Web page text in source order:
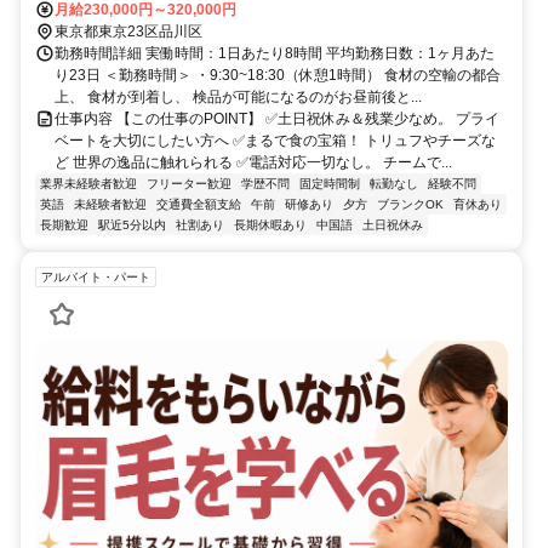
月給230,000円～320,000円
東京都東京23区品川区
勤務時間詳細 実働時間：1日あたり8時間 平均勤務日数：1ヶ月あた
り23日 ＜勤務時間＞ ・9:30~18:30（休憩1時間） 食材の空輸の都合
上、 食材が到着し、 検品が可能になるのがお昼前後と...
仕事内容 【この仕事のPOINT】 ✅土日祝休み＆残業少なめ。 プライ
ベートを大切にしたい方へ ✅まるで食の宝箱！ トリュフやチーズな
ど 世界の逸品に触れられる ✅電話対応一切なし。 チームで...
業界未経験者歓迎 フリーター歓迎 学歴不問 固定時間制 転勤なし
経験不問
英語
未経験者歓迎 交通費全額支給 午前 研修あり 夕方 ブランクOK
育休あり
長期歓迎
駅近5分以内 社割あり 長期休暇あり 中国語 土日祝休み
アルバイト・パート